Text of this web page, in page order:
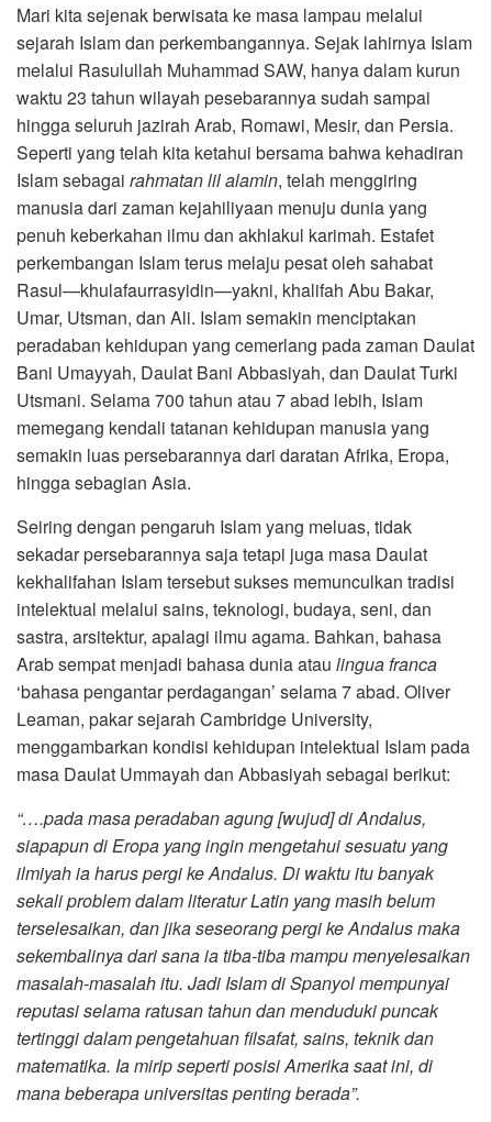
Mari kita sejenak berwisata ke masa lampau melalui
sejarah Islam dan perkembangannya. Sejak lahirnya Islam
melalui Rasulullah Muhammad SAW, hanya dalam kurun
waktu 23 tahun wilayah pesebarannya sudah sampai
hingga seluruh jazirah Arab, Romawi, Mesir, dan Persia.
Seperti yang telah kita ketahui bersama bahwa kehadiran
Islam sebagai rahmatan lil alamin, telah menggiring
manusia dari zaman kejahiliyaan menuju dunia yang
penuh keberkahan ilmu dan akhlakul karimah. Estafet
perkembangan Islam terus melaju pesat oleh sahabat
Rasul—khulafaurrasyidin—yakni, khalifah Abu Bakar,
Umar, Utsman, dan Ali. Islam semakin menciptakan
peradaban kehidupan yang cemerlang pada zaman Daulat
Bani Umayyah, Daulat Bani Abbasiyah, dan Daulat Turki
Utsmani. Selama 700 tahun atau 7 abad lebih, Islam
memegang kendali tatanan kehidupan manusia yang
semakin luas persebarannya dari daratan Afrika, Eropa,
hingga sebagian Asia.
Seiring dengan pengaruh Islam yang meluas, tidak
sekadar persebarannya saja tetapi juga masa Daulat
kekhalifahan Islam tersebut sukses memunculkan tradisi
intelektual melalui sains, teknologi, budaya, seni, dan
sastra, arsitektur, apalagi ilmu agama. Bahkan, bahasa
Arab sempat menjadi bahasa dunia atau lingua franca
‘bahasa pengantar perdagangan’ selama 7 abad. Oliver
Leaman, pakar sejarah Cambridge University,
menggambarkan kondisi kehidupan intelektual Islam pada
masa Daulat Ummayah dan Abbasiyah sebagai berikut:
“….pada masa peradaban agung [wujud] di Andalus,
siapapun di Eropa yang ingin mengetahui sesuatu yang
ilmiyah ia harus pergi ke Andalus. Di waktu itu banyak
sekali problem dalam literatur Latin yang masih belum
terselesaikan, dan jika seseorang pergi ke Andalus maka
sekembalinya dari sana ia tiba-tiba mampu menyelesaikan
masalah-masalah itu. Jadi Islam di Spanyol mempunyai
reputasi selama ratusan tahun dan menduduki puncak
tertinggi dalam pengetahuan filsafat, sains, teknik dan
matematika. Ia mirip seperti posisi Amerika saat ini, di
mana beberapa universitas penting berada”.